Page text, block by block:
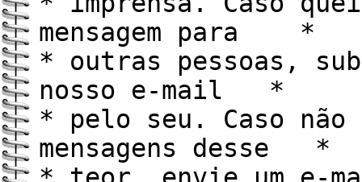
mensagem para *
* outras pessoas,
nosso e-mail *
* pelo seu. Caso
mensagens desse *